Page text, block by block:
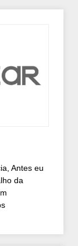
Antes eu
da